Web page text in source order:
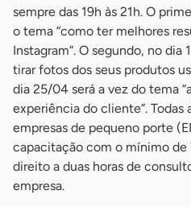
sempre das 19h às 21h. O
o tema “como ter melhores
Instagram”. O segundo, no dia
tirar fotos dos seus produtos
dia 25/04 será a vez do tema
experiência do cliente”. Todas
empresas de pequeno porte
capacitação com o mínimo de
direito a duas horas de
empresa.